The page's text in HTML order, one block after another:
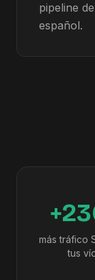
pipeline
español.
más tráfico
tus